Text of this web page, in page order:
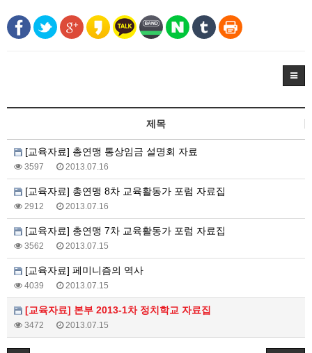
제목
[교육자료] 총연맹 통상임금 설명회 자료
3597 2013.07.16
[교육자료] 총연맹 8차 교육활동가 포럼 자료집
2912 2013.07.16
[교육자료] 총연맹 7차 교육활동가 포럼 자료집
3562 2013.07.15
[교육자료] 페미니즘의 역사
4039 2013.07.15
[교육자료] 본부 2013-1차 정치학교 자료집
3472 2013.07.15